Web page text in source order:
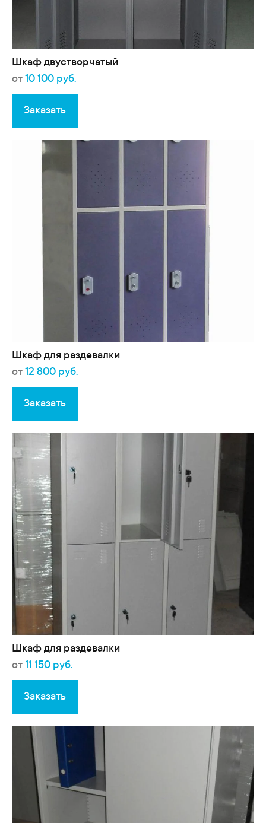
Шкаф двустворчатый
от 10 100 руб.
Заказать
Шкаф для раздевалки
от 12 800 руб.
Заказать
Шкаф для раздевалки
от 11 150 руб.
Заказать